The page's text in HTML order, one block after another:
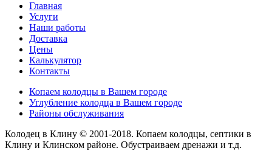
Главная
Услуги
Наши работы
Доставка
Цены
Калькулятор
Контакты
Копаем колодцы в Вашем городе
Углубление колодца в Вашем городе
Районы обслуживания
Колодец в Клину © 2001-2018. Копаем колодцы, септики в
Клину и Клинском районе. Обустраиваем дренажи и т.д.